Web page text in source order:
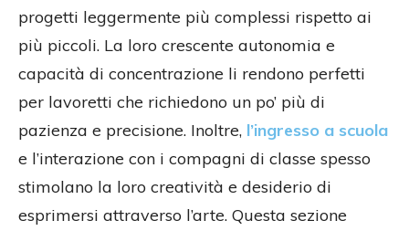
progetti leggermente più complessi rispetto ai
più piccoli. La loro crescente autonomia e
capacità di concentrazione li rendono perfetti
per lavoretti che richiedono un po’ più di
pazienza e precisione. Inoltre, l’ingresso a scuola
e l’interazione con i compagni di classe spesso
stimolano la loro creatività e desiderio di
esprimersi attraverso l’arte. Questa sezione